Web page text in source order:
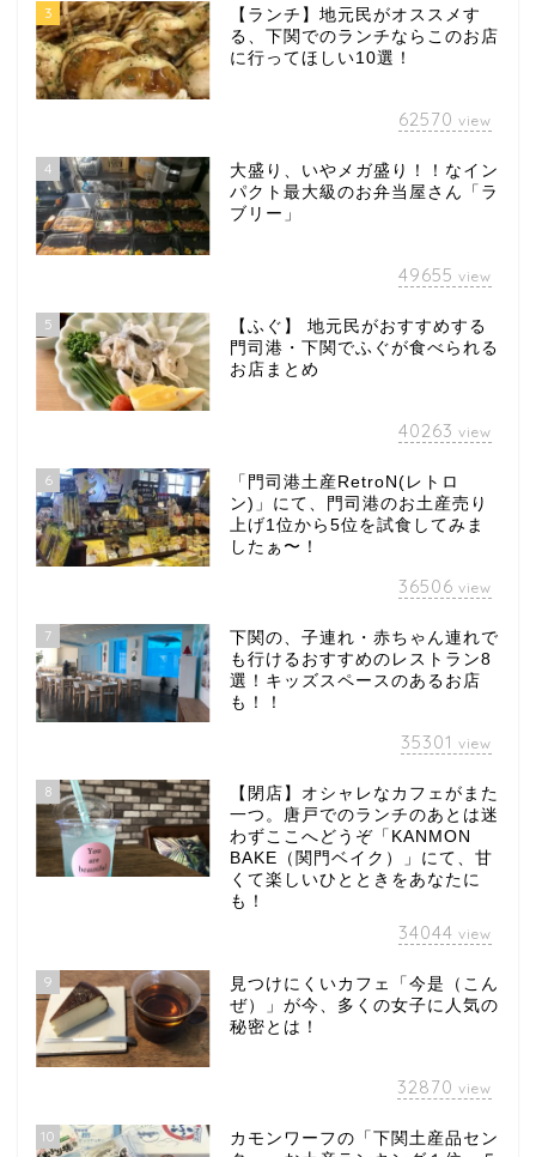
3
【ランチ】地元民がオススメす
る、下関でのランチならこのお店
に行ってほしい10選！
62570 view
4
大盛り、いやメガ盛り！！なイン
パクト最大級のお弁当屋さん「ラ
ブリー」
49655 view
5
【ふぐ】 地元民がおすすめする
門司港・下関でふぐが食べられる
お店まとめ
40263 view
6
「門司港土産RetroN(レトロ
ン)」にて、門司港のお土産売り
上げ1位から5位を試食してみま
したぁ〜！
36506 view
7
下関の、子連れ・赤ちゃん連れで
も行けるおすすめのレストラン8
選！キッズスペースのあるお店
も！！
35301 view
8
【閉店】オシャレなカフェがまた
一つ。唐戸でのランチのあとは迷
わずここへどうぞ「KANMON
BAKE（関門ベイク）」にて、甘
くて楽しいひとときをあなたに
も！
34044 view
9
見つけにくいカフェ「今是（こん
ぜ）」が今、多くの女子に人気の
秘密とは！
32870 view
10
カモンワーフの「下関土産品セン